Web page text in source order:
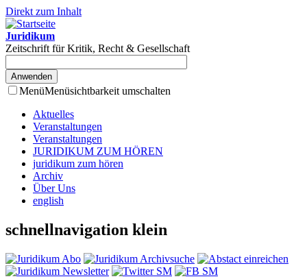
Direkt zum Inhalt
Juridikum
Zeitschrift für Kritik, Recht & Gesellschaft
MenüMenüsichtbarkeit umschalten
Aktuelles
Veranstaltungen
Veranstaltungen
JURIDIKUM ZUM HÖREN
juridikum zum hören
Archiv
Über Uns
english
schnellnavigation klein